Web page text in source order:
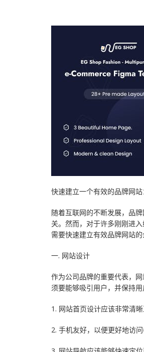
模版建站
小程序开发
网站托管
政府网站
物联网APP定制开发
O2Oapp定制开发
社交app定制开发
快速建站
售后服务
云应用·小程序
虚拟主机
短信群发
网站模板
阿里云腾讯云
小程序模板
行业信息网站
政府网站
平面设计
网站优化
营销推广
团队成员
联系我们
免费获取报价
预约服务
快速建立一个有效的品牌网
随着互联网的不断发展，品
关。然而，对于许多刚刚进
需要快速建立有效品牌网站的
一. 网站设计
作为公司品牌的重要代表，
须要能够吸引用户，并保持
1. 网站首页设计应该非常清
2. 手机友好，以便更好地访问